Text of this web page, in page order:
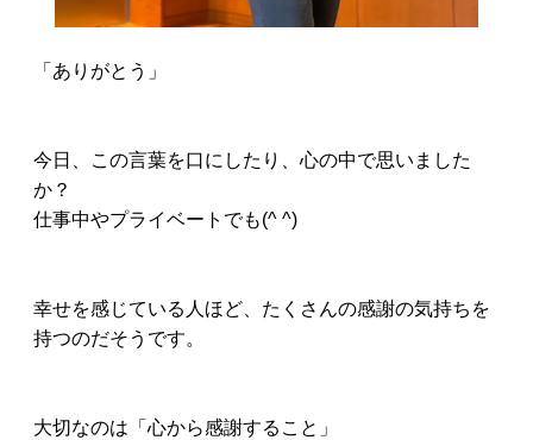
「ありがとう」
今日、この言葉を口にしたり、心の中で思いました
か？
仕事中やプライベートでも(^ ^)
幸せを感じている人ほど、たくさんの感謝の気持ちを
持つのだそうです。
大切なのは「心から感謝すること」